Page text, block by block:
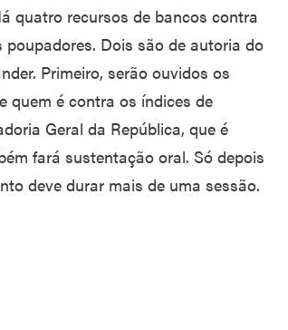
quatro recursos de bancos contra
Dois são de autoria do
Primeiro, serão ouvidos os
quem é contra os índices de
Geral da República, que é
fará sustentação oral. Só depois
deve durar mais de uma sessão.